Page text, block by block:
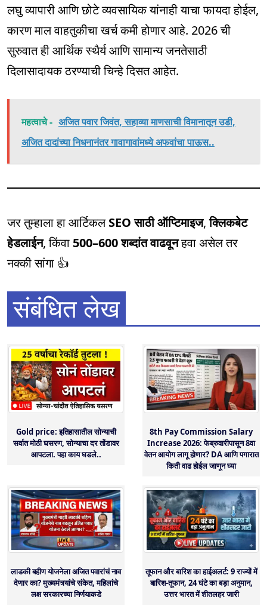
लघु व्यापारी आणि छोटे व्यवसायिक यांनाही याचा फायदा होईल,
कारण माल वाहतुकीचा खर्च कमी होणार आहे. 2026 ची
सुरुवात ही आर्थिक स्थैर्य आणि सामान्य जनतेसाठी
दिलासादायक ठरण्याची चिन्हे दिसत आहेत.
महत्वाचे - अजित पवार जिवंत, सहाव्या माणसाची विमानातून उडी,
अजित दादांच्या निधनानंतर गावागावांमध्ये अफवांचा पाऊस..
जर तुम्हाला हा आर्टिकलSEO साठी ऑप्टिमाइज,क्लिकबेट
हेडलाईन, किंवा 500–600 शब्दांत वाढवूनहवा असेल तर
नक्की सांगा 👍
संबंधित लेख
Gold price: इतिहासातील सोन्याची
सर्वात मोठी घसरण, सोन्याचा दर तोंडावर
आपटला. पहा काय घडले..
8th Pay Commission Salary
Increase 2026: फेब्रुवारीपासून 8वा
वेतन आयोग लागू होणार? DA आणि पगारात
किती वाढ होईल जाणून घ्या
लाडकी बहीण योजनेला अजित पवारांचं नाव
देणार का? मुख्यमंत्र्यांचे संकेत, महिलांचे
लक्ष सरकारच्या निर्णयाकडे
तूफान और बारिश का हाईअलर्ट: 9 राज्यों में
बारिश-तूफान, 24 घंटे का बड़ा अनुमान,
उत्तर भारत में शीतलहर जारी